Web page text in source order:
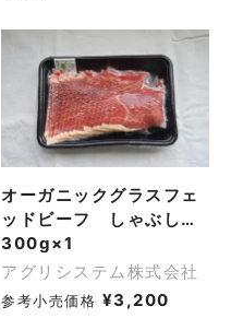
オーガニックグラスフェ
ッドビーフ しゃぶしゃ
ぶ・すき焼き用
300g×1
アグリシステム株式会社
参考小売価格 ¥3,200